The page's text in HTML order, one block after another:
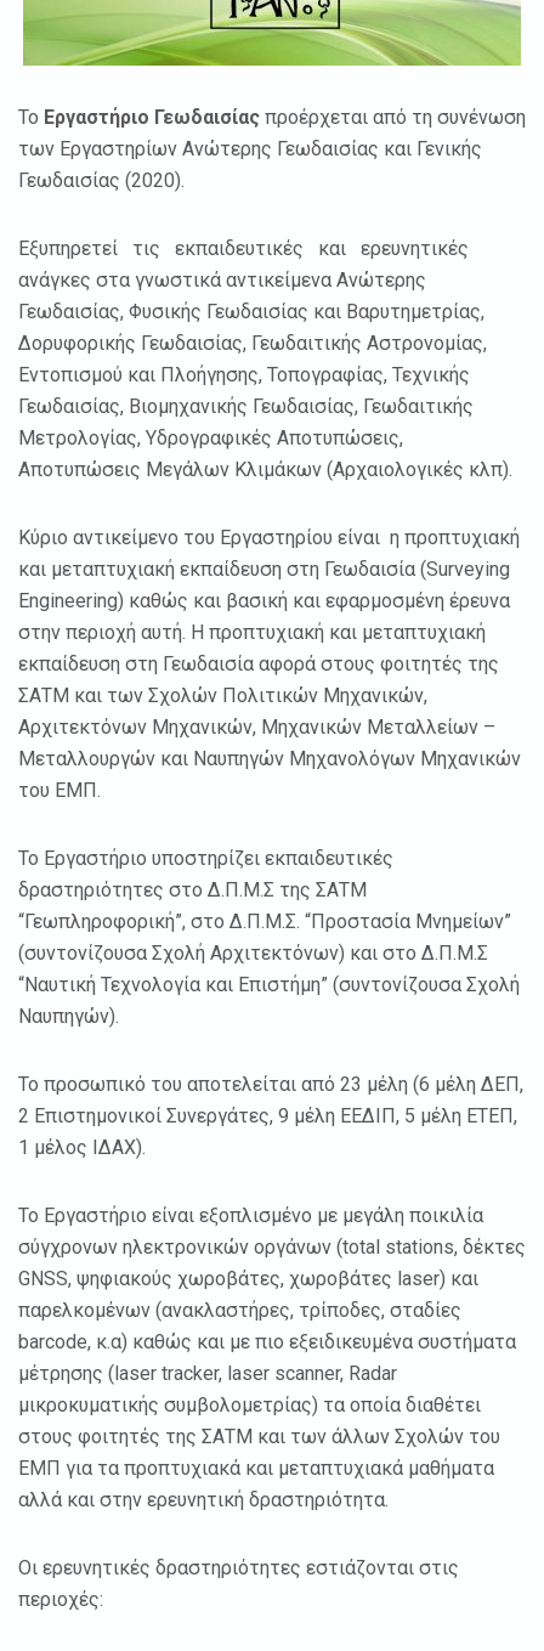
Το Εργαστήριο Γεωδαισίας προέρχεται από τη συνένωση
των Εργαστηρίων Ανώτερης Γεωδαισίας και Γενικής
Γεωδαισίας (2020).
Εξυπηρετεί τις εκπαιδευτικές και ερευνητικές
ανάγκες στα γνωστικά αντικείμενα Ανώτερης
Γεωδαισίας, Φυσικής Γεωδαισίας και Βαρυτημετρίας,
Δορυφορικής Γεωδαισίας, Γεωδαιτικής Αστρονομίας,
Εντοπισμού και Πλοήγησης, Τοπογραφίας, Τεχνικής
Γεωδαισίας, Βιομηχανικής Γεωδαισίας, Γεωδαιτικής
Μετρολογίας, Υδρογραφικές Αποτυπώσεις,
Αποτυπώσεις Μεγάλων Κλιμάκων (Αρχαιολογικές κλπ).
Κύριο αντικείμενο του Εργαστηρίου είναι η προπτυχιακή
και μεταπτυχιακή εκπαίδευση στη Γεωδαισία (Surveying
Engineering) καθώς και βασική και εφαρμοσμένη έρευνα
στην περιοχή αυτή. H προπτυχιακή και μεταπτυχιακή
εκπαίδευση στη Γεωδαισία αφορά στους φοιτητές της
ΣΑΤΜ και των Σχολών Πολιτικών Μηχανικών,
Αρχιτεκτόνων Μηχανικών, Μηχανικών Μεταλλείων –
Μεταλλουργών και Ναυπηγών Μηχανολόγων Μηχανικών
του ΕΜΠ.
Το Εργαστήριο υποστηρίζει εκπαιδευτικές
δραστηριότητες στο Δ.Π.Μ.Σ της ΣΑΤΜ
“Γεωπληροφορική”, στο Δ.Π.Μ.Σ. “Προστασία Μνημείων”
(συντονίζουσα Σχολή Αρχιτεκτόνων) και στο Δ.Π.Μ.Σ
“Ναυτική Τεχνολογία και Επιστήμη” (συντονίζουσα Σχολή
Ναυπηγών).
Το προσωπικό του αποτελείται από 23 μέλη (6 μέλη ΔΕΠ,
2 Επιστημονικοί Συνεργάτες, 9 μέλη ΕΕΔΙΠ, 5 μέλη ΕΤΕΠ,
1 μέλος ΙΔΑΧ).
Το Εργαστήριο είναι εξοπλισμένο με μεγάλη ποικιλία
σύγχρονων ηλεκτρονικών οργάνων (total stations, δέκτες
GNSS, ψηφιακούς χωροβάτες, χωροβάτες laser) και
παρελκομένων (ανακλαστήρες, τρίποδες, σταδίες
barcode, κ.α) καθώς και με πιο εξειδικευμένα συστήματα
μέτρησης (laser tracker, laser scanner, Radar
μικροκυματικής συμβολομετρίας) τα οποία διαθέτει
στους φοιτητές της ΣΑΤΜ και των άλλων Σχολών του
ΕΜΠ για τα προπτυχιακά και μεταπτυχιακά μαθήματα
αλλά και στην ερευνητική δραστηριότητα.
Οι ερευνητικές δραστηριότητες εστιάζονται στις
περιοχές: